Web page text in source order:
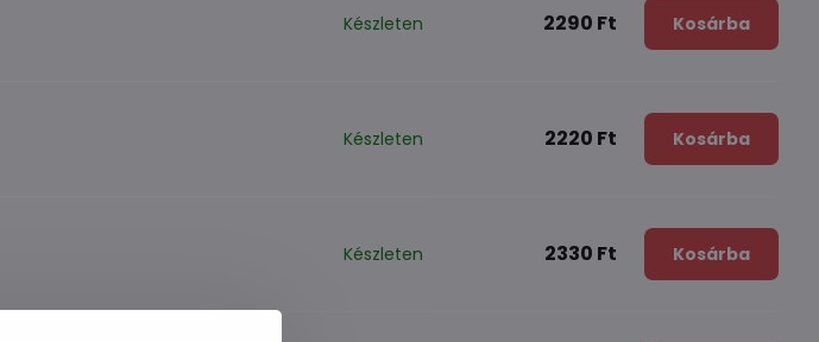
Készleten 2290 Ft Kosárba
Készleten 2220 Ft Kosárba
Készleten 2330 Ft Kosárba